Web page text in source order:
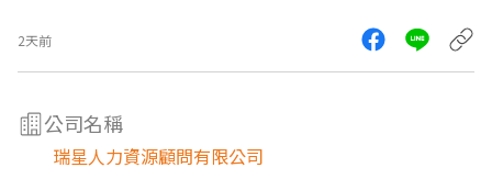
2天前
公司名稱
瑞星人力資源顧問有限公司